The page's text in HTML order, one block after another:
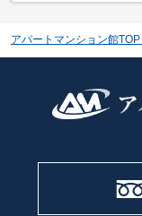
アパートマンション館TOP